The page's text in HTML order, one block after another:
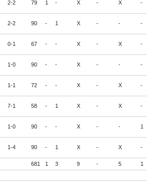
2-2 79 1 - X - X -
2-2 90 - 1 X - - -
0-1 67 - - X - X -
1-0 90 - - X - - -
1-1 72 - - X - X -
7-1 58 - 1 X - X -
1-0 90 - - X - - 1
1-4 90 - 1 X - X -
681 1 3 9 - 5 1